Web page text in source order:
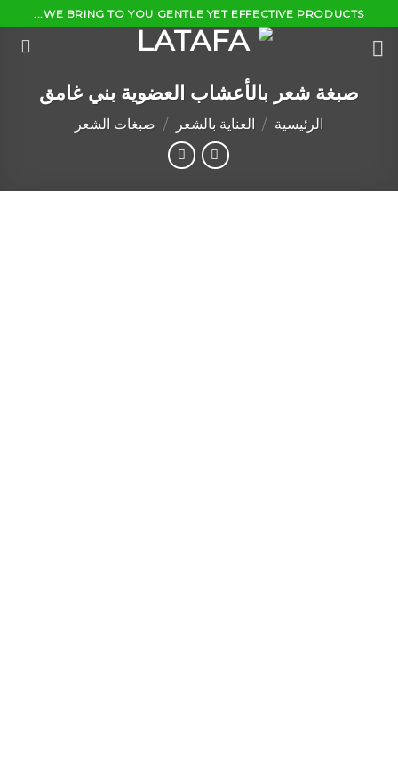
to
content
WE BRING TO YOU GENTLE YET EFFECTIVE PRODUCTS...
صبغة شعر بالأعشاب العضوية بني غامق
الرئيسية / العناية بالشعر / صبغات الشعر